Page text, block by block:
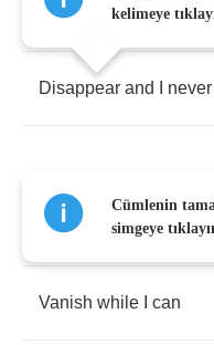
Make sure that I never
Disappear and never
I'm gonna pack up all
Vanish while can
kelimeye
Cümlenin
simgeye